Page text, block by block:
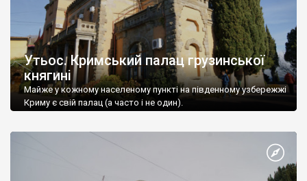
Утьос. Кримський палац грузинської
княгині
Майже у кожному населеному пункті на південному узбережжі
Криму є свій палац (а часто і не один).